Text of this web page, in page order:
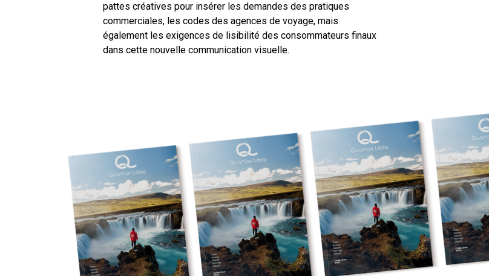
pattes créatives pour insérer les demandes des pratiques
commerciales, les codes des agences de voyage, mais
également les exigences de lisibilité des consommateurs finaux
dans cette nouvelle communication visuelle.